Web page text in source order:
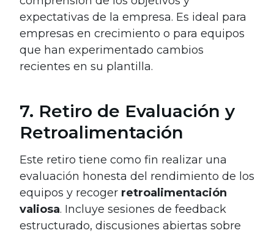
expectativas de la empresa. Es ideal para
empresas en crecimiento o para equipos
que han experimentado cambios
recientes en su plantilla.
7. Retiro de Evaluación y
Retroalimentación
Este retiro tiene como fin realizar una
evaluación honesta del rendimiento de los
equipos y recoger retroalimentación
valiosa. Incluye sesiones de feedback
estructurado, discusiones abiertas sobre